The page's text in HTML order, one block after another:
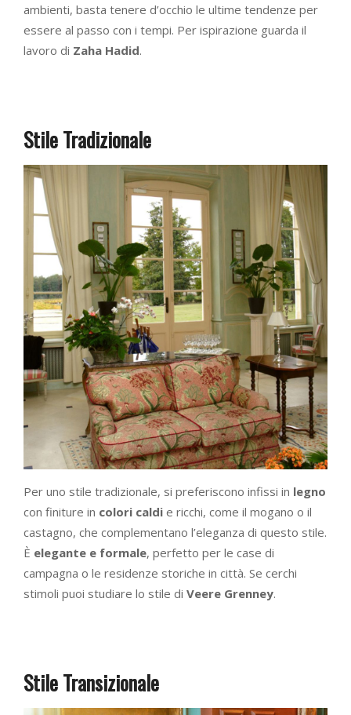
ambienti, basta tenere d’occhio le ultime tendenze per
essere al passo con i tempi. Per ispirazione guarda il
lavoro di Zaha Hadid.
StileTradizionale
Per uno stile tradizionale, si preferiscono infissi in legno
con finiture in colori caldi e ricchi, come il mogano o il
castagno, che complementano l’eleganza di questo stile.
È elegante e formale, perfetto per le case di
campagna o le residenze storiche in città. Se cerchi
stimoli puoi studiare lo stile di Veere Grenney.
Stile Transizionale